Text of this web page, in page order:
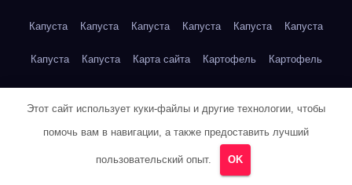
Капуста Капуста Капуста Капуста Капуста Капуста
Капуста Капуста Карта сайта Картофель Картофель
Кейптаун
Кейптаун Кейптаун Кейптаун
Этот сайт использует куки-файлы и другие технологии, чтобы
помочь вам в навигации, а также предоставить лучший
пользовательский опыт. OK